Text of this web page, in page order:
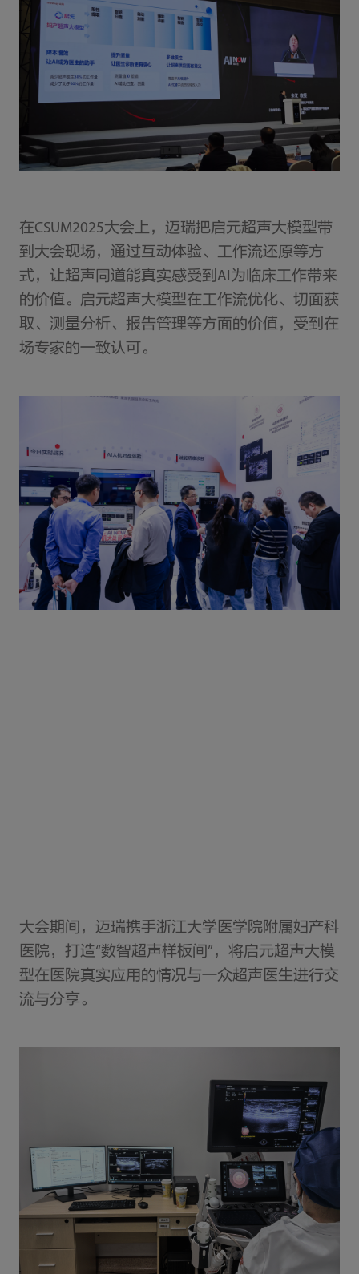
在CSUM2025大会上，迈瑞把启元超声大模型带
到大会现场，通过互动体验、工作流还原等方
式，让超声同道能真实感受到AI为临床工作带来
的价值。启元超声大模型在工作流优化、切面获
取、测量分析、报告管理等方面的价值，受到在
场专家的一致认可。
大会期间，迈瑞携手浙江大学医学院附属妇产科
医院，打造“数智超声样板间”，将启元超声大模
型在医院真实应用的情况与一众超声医生进行交
流与分享。